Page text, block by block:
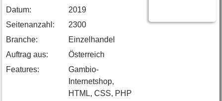
Datum:
2019
Seitenanzahl:
2300
Branche:
Einzelhandel
Auftrag aus:
Österreich
Features:
Gambio-
Internetshop,
HTML, CSS, PHP